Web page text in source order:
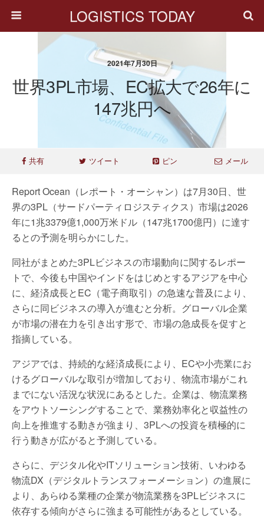
LOGISTICS TODAY
2021年7月30日
世界3PL市場、EC拡大で26年に
147兆円へ
共有 ツイート ピン メール
Report Ocean（レポート・オーシャン）は7月30日、世
界の3PL（サードパーティロジスティクス）市場は2026
年に1兆3379億1,000万米ドル（147兆1700億円）に達す
るとの予測を明らかにした。
同社がまとめた3PLビジネスの市場動向に関するレポー
トで、今後も中国やインドをはじめとするアジアを中心
に、経済成長とEC（電子商取引）の急速な普及により、
さらに同ビジネスの導入が進むと分析。グローバル企業
が市場の潜在力を引き出す形で、市場の急成長を促すと
指摘している。
アジアでは、持続的な経済成長により、ECや小売業にお
けるグローバルな取引が増加しており、物流市場がこれ
までにない活況な状況にあるとした。企業は、物流業務
をアウトソーシングすることで、業務効率化と収益性の
向上を推進する動きが強まり、3PLへの投資を積極的に
行う動きが広がると予測している。
さらに、デジタル化やITソリューション技術、いわゆる
物流DX（デジタルトランスフォーメーション）の進展に
より、あらゆる業種の企業が物流業務を3PLビジネスに
依存する傾向がさらに強まる可能性があるとしている。